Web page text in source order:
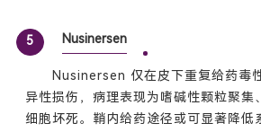
5 Nusinersen
Nusinersen 仅在皮下重复给药毒
异性损伤，病理表现为嗜碱性颗粒聚集
细胞坏死。鞘内给药途径或可显著降低